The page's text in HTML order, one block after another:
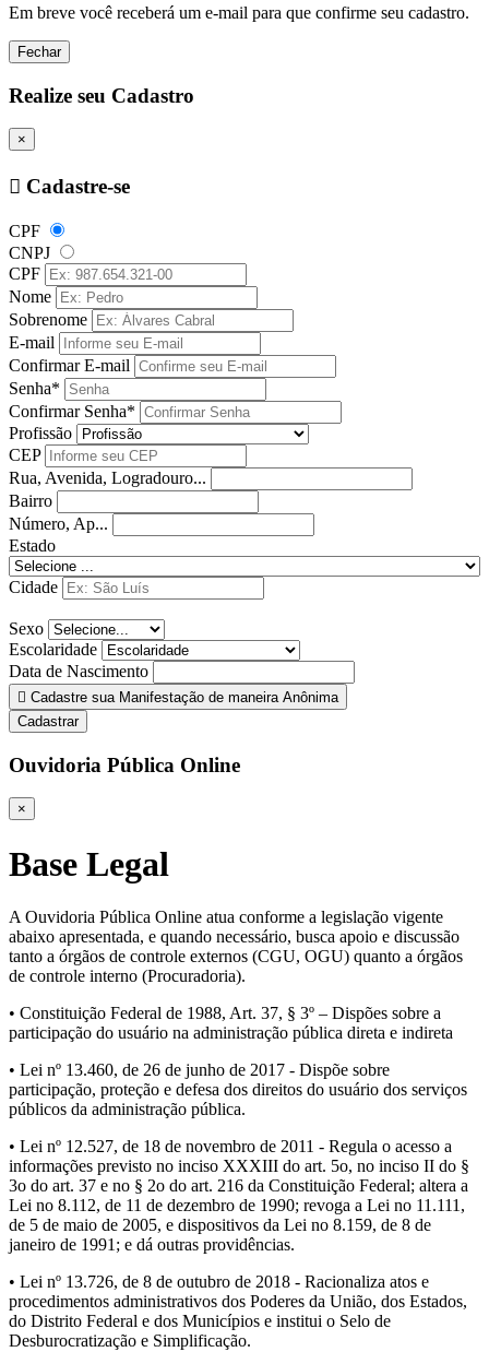
Em breve você receberá um e-mail para que confirme seu cadastro.
Fechar
Realize seu Cadastro
×
Cadastre-se
CPF
CNPJ
CPF
Nome
Sobrenome
E-mail
Confirmar E-mail
Senha*
Confirmar Senha*
Profissão
CEP
Rua, Avenida, Logradouro...
Bairro
Número, Ap...
Estado
Cidade
Sexo
Escolaridade
Data de Nascimento
Cadastre sua Manifestação de maneira Anônima
Cadastrar
Ouvidoria Pública Online
×
Base Legal
A Ouvidoria Pública Online atua conforme a legislação vigente
abaixo apresentada, e quando necessário, busca apoio e discussão
tanto a órgãos de controle externos (CGU, OGU) quanto a órgãos
de controle interno (Procuradoria).
• Constituição Federal de 1988, Art. 37, § 3º – Dispões sobre a
participação do usuário na administração pública direta e indireta
• Lei nº 13.460, de 26 de junho de 2017 - Dispõe sobre
participação, proteção e defesa dos direitos do usuário dos serviços
públicos da administração pública.
• Lei nº 12.527, de 18 de novembro de 2011 - Regula o acesso a
informações previsto no inciso XXXIII do art. 5o, no inciso II do §
3o do art. 37 e no § 2o do art. 216 da Constituição Federal; altera a
Lei no 8.112, de 11 de dezembro de 1990; revoga a Lei no 11.111,
de 5 de maio de 2005, e dispositivos da Lei no 8.159, de 8 de
janeiro de 1991; e dá outras providências.
• Lei nº 13.726, de 8 de outubro de 2018 - Racionaliza atos e
procedimentos administrativos dos Poderes da União, dos Estados,
do Distrito Federal e dos Municípios e institui o Selo de
Desburocratização e Simplificação.